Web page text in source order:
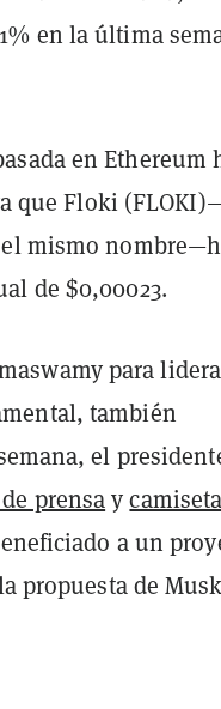
en la última
en Ethereum
que Floki
mismo
de $0,00023.
para
también
el
prensay
a un
propuesta de